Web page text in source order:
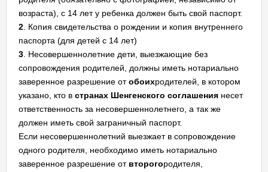
возраста), с 14 лет у ребенка должен быть свой паспорт.
2 . Копия свидетельства о рождении и копия внутреннего
паспорта (для детей с 14 лет)
3 . Несовершеннолетние дети, выезжающие без
сопровождения родителей, должны иметь нотариально
заверенное разрешение отобоихродителей, в котором
указано, кто в странах Шенгенского соглашения несет
ответственность за несовершеннолетнего, а так же
должен иметь свой заграничный паспорт.
Если несовершеннолетний выезжает в сопровождение
одного родителя, необходимо иметь нотариально
заверенное разрешение от второгородителя,